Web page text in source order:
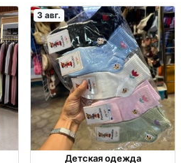
3 авг.
Детская одежда